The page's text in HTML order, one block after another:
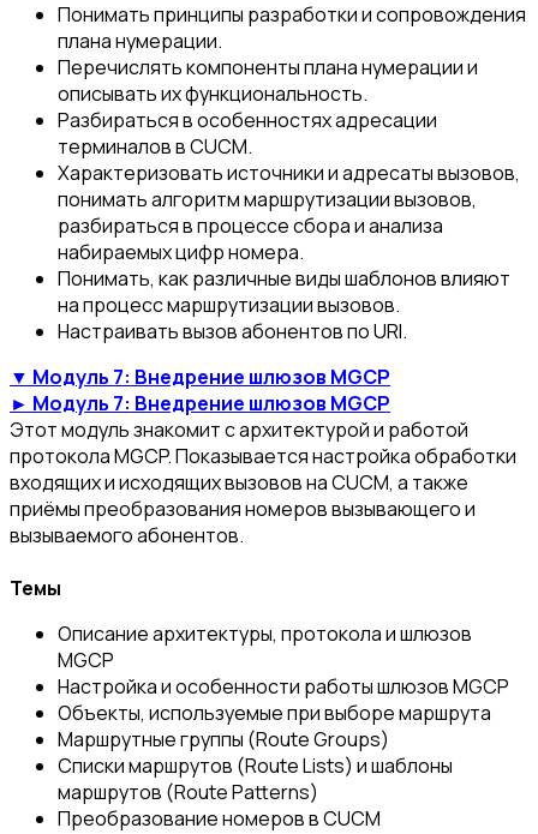
Понимать принципы разработки и сопровождения
плана нумерации.
Перечислять компоненты плана нумерации и
описывать их функциональность.
Разбираться в особенностях адресации
терминалов в CUCM.
Характеризовать источники и адресаты вызовов,
понимать алгоритм маршрутизации вызовов,
разбираться в процессе сбора и анализа
набираемых цифр номера.
Понимать, как различные виды шаблонов влияют
на процесс маршрутизации вызовов.
Настраивать вызов абонентов по URI.
▼ Модуль 7: Внедрение шлюзов MGCP
► Модуль 7: Внедрение шлюзов MGCP
Этот модуль знакомит с архитектурой и работой
протокола MGCP. Показывается настройка обработки
входящих и исходящих вызовов на CUCM, а также
приёмы преобразования номеров вызывающего и
вызываемого абонентов.
Темы
Описание архитектуры, протокола и шлюзов
MGCP
Настройка и особенности работы шлюзов MGCP
Объекты, используемые при выборе маршрута
Маршрутные группы (Route Groups)
Списки маршрутов (Route Lists) и шаблоны
маршрутов (Route Patterns)
Преобразование номеров в CUCM